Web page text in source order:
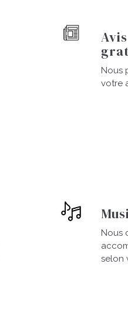
Nous
votre
Nous
selon